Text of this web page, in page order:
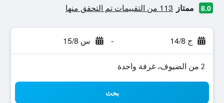
8.0 ممتاز 113 من التقييمات تم التحقق منها
ج 14/8 - س 15/8
2 من الضيوف، غرفة واحدة
بحث